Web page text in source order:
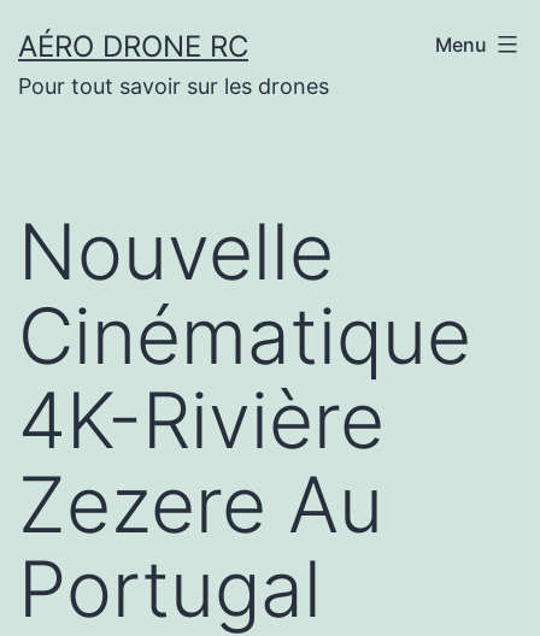
au
contenu
AÉRO DRONE RC
Pour tout savoir sur les drones
Menu
Nouvelle
Cinématique
4K-Rivière
Zezere Au
Portugal